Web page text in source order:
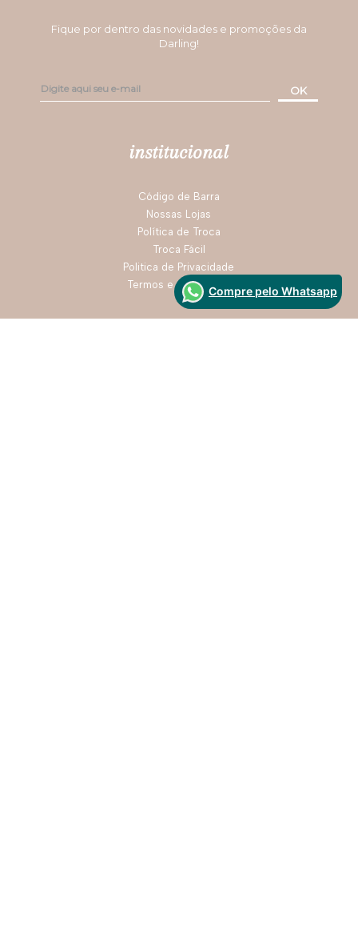
Fique por dentro das novidades e promoções da
Darling!
OK
institucional
Código de Barra
Nossas Lojas
Política de Troca
Troca Fácil
Politica de Privacidade
Termos e CondiçõesCompre pelo Whatsapp